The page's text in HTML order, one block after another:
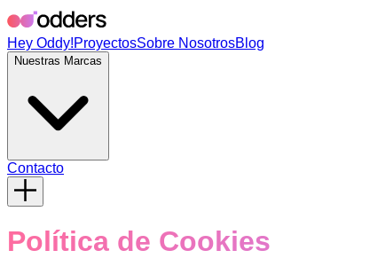
Hey Oddy!ProyectosSobre NosotrosBlog
Nuestras Marcas
Contacto
Política de Cookies